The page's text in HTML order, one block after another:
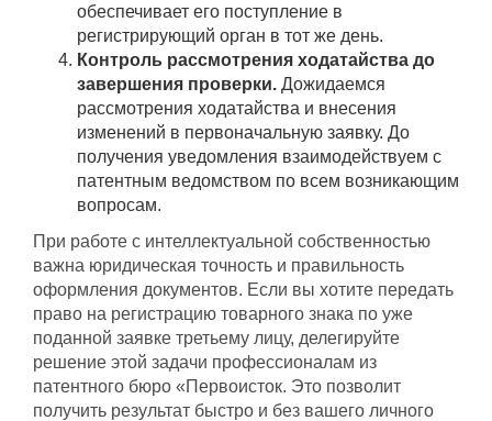
обеспечивает его поступление в
регистрирующий орган в тот же день.
Контроль рассмотрения ходатайства до
завершения проверки. Дожидаемся
рассмотрения ходатайства и внесения
изменений в первоначальную заявку. До
получения уведомления взаимодействуем с
патентным ведомством по всем возникающим
вопросам.
При работе с интеллектуальной собственностью
важна юридическая точность и правильность
оформления документов. Если вы хотите передать
право на регистрацию товарного знака по уже
поданной заявке третьему лицу, делегируйте
решение этой задачи профессионалам из
патентного бюро «Первоисток. Это позволит
получить результат быстро и без вашего личного